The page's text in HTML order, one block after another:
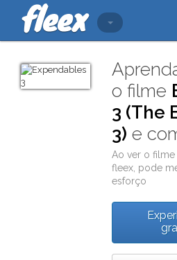
o filme
3 (The
3) e
Ao ver o filme
fleex , pode
esforço